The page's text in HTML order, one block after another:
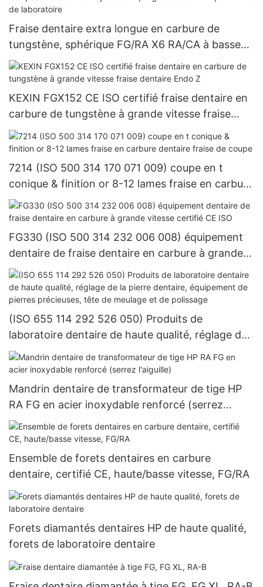
Fraise dentaire extra longue en carbure de
tungstène, sphérique FG/RA X6 RA/CA à basse
vitesse, ISO 500 205 001 001 018, meules de
polissage en résine composite dentaire et
système imprégné de diamant pour outils de
laboratoire
KEXIN FGX152 CE ISO certifié fraise dentaire en
carbure de tungstène à grande vitesse fraise
dentaire Endo Z
7214 (ISO 500 314 170 071 009) coupe en t
conique & finition or 8-12 lames fraise en carbure
dentaire fraise de coupe
FG330 (ISO 500 314 232 006 008) équipement
dentaire de fraise dentaire en carbure à grande
vitesse certifié CE ISO
(ISO 655 114 292 526 050) Produits de
laboratoire dentaire de haute qualité, réglage de
la pierre dentaire, équipement de pierres
précieuses, tête de meulage et de polissage
Mandrin dentaire de transformateur de tige HP
RA FG en acier inoxydable renforcé (serrez
l'aiguille)
Ensemble de forets dentaires en carbure
dentaire, certifié CE, haute/basse vitesse, FG/RA
Forets diamantés dentaires HP de haute qualité,
forets de laboratoire dentaire